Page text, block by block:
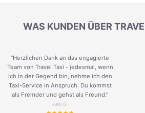
WAS KUNDEN ÜBER
“Herzlichen Dank an das engagierte
Team von Travel Taxi - jedesmal, wenn
ich in der Gegend bin, nehme ich den
Taxi-Service in Anspruch. Du kommst
als Fremder und gehst als Freund.”
Keni G.